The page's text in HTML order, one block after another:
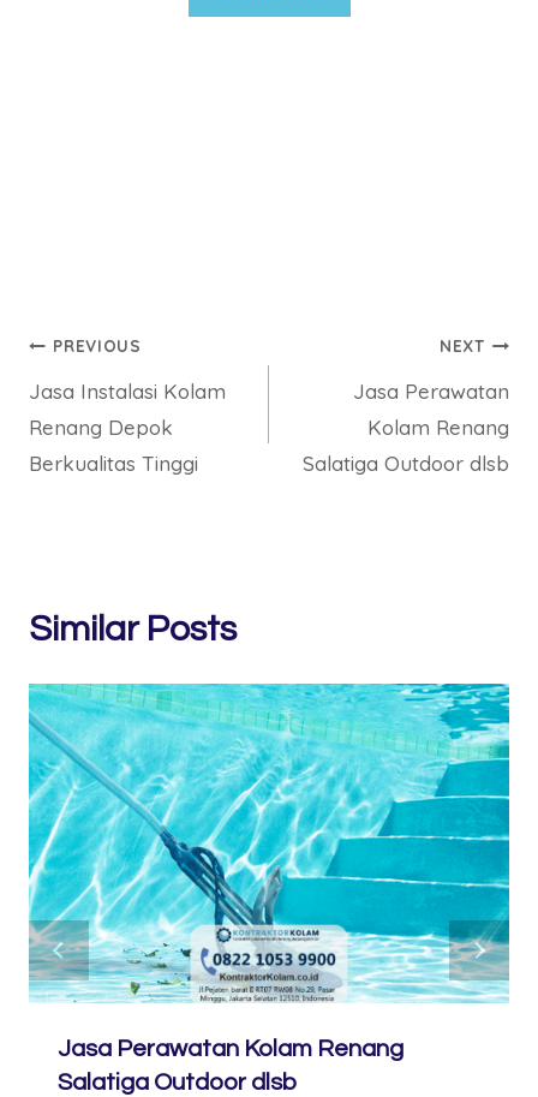
Post
navigation
PREVIOUS
Jasa Instalasi Kolam
Renang Depok
Berkualitas Tinggi
NEXT
Jasa Perawatan
Kolam Renang
Salatiga Outdoor dlsb
Similar Posts
Jasa Perawatan Kolam Renang
Salatiga Outdoor dlsb